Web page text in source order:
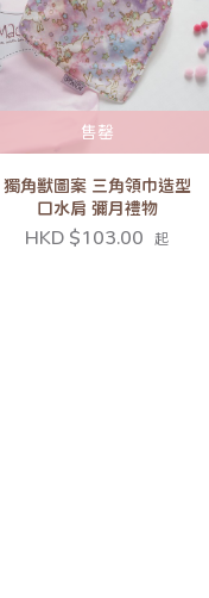
售罄
獨角獸圖案 三角領巾造型
口水肩 彌月禮物
HKD $103.00 起